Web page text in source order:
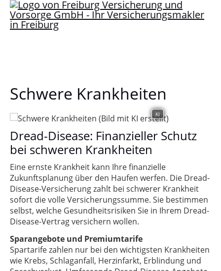
Schwere Krankheiten
KI
Dread-Disease: Finanzieller Schutz
bei schweren Krankheiten
Eine ernste Krankheit kann Ihre finanzielle
Zukunftsplanung über den Haufen werfen. Die Dread-
Disease-Versicherung zahlt bei schwerer Krankheit
sofort die volle Versicherungssumme. Sie bestimmen
selbst, welche Gesundheitsrisiken Sie in Ihrem Dread-
Disease-Vertrag versichern wollen.
Sparangebote und Premiumtarife
Spartarife zahlen nur bei den wichtigsten Krankheiten
wie Krebs, Schlaganfall, Herzinfarkt, Erblindung und